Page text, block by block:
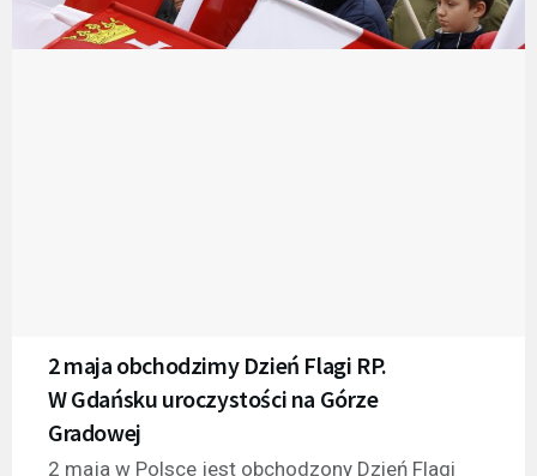
2 maja obchodzimy Dzień Flagi RP.
W Gdańsku uroczystości na Górze
Gradowej
2 maja w Polsce jest obchodzony Dzień Flagi